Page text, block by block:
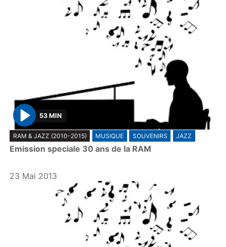
P
l
a
53 MIN
RAM & JAZZ (2010-2015) MUSIQUE SOUVENIRS JAZZ
Emission speciale 30 ans de la RAM
23 Mai 2013